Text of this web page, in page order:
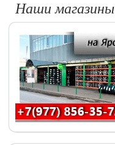
Наши магазины